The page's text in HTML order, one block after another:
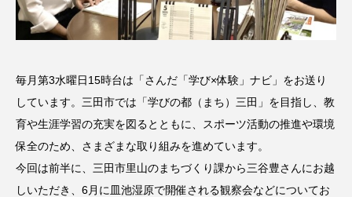
2024年度 2025年 2025年度 2026
3年生 4年生 6年生 6月号 77
7月 accototo BAD GENIUS
毎月第3水曜日15時台は「さんだ「学び×体験」ナビ」をお送り
しています。三田市では「学びの都（まち）三田」を目指し、教
育や生涯学習の充実を図るとともに、スポーツ活動の推進や環境
保全のため、さまざまな取り組みを進めています。
今回は前半に、三田市里山のまちづくり課から三谷豊さんにお越
しいただき、6月に皿池湿原で開催される観察会などについてお